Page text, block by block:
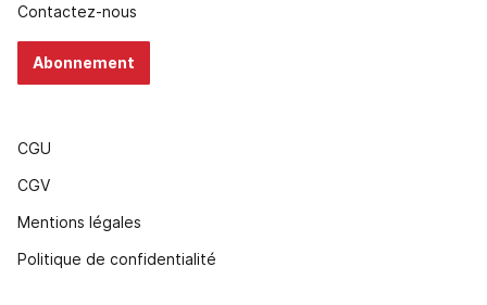
Contactez-nous
Abonnement
CGU
CGV
Mentions légales
Politique de confidentialité